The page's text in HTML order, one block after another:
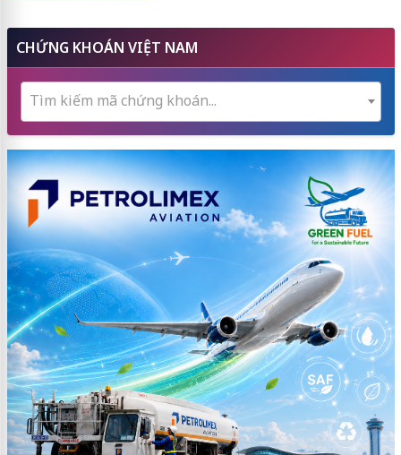
CHỨNG KHOÁN VIỆT NAM
Tìm kiếm mã chứng khoán...